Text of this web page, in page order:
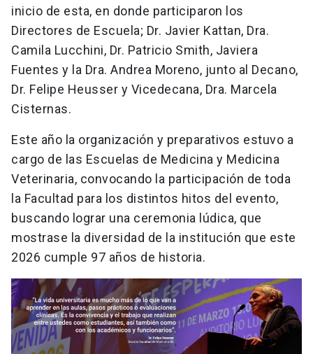
inicio de esta, en donde participaron los
Directores de Escuela; Dr. Javier Kattan, Dra.
Camila Lucchini, Dr. Patricio Smith, Javiera
Fuentes y la Dra. Andrea Moreno, junto al Decano,
Dr. Felipe Heusser y Vicedecana, Dra. Marcela
Cisternas.
Este año la organización y preparativos estuvo a
cargo de las Escuelas de Medicina y Medicina
Veterinaria, convocando la participación de toda
la Facultad para los distintos hitos del evento,
buscando lograr una ceremonia lúdica, que
mostrase la diversidad de la institución que este
2026 cumple 97 años de historia.